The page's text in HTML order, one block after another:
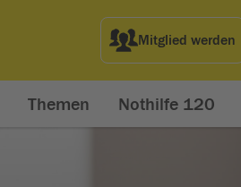
Mitglied werden
Themen Nothilfe 120